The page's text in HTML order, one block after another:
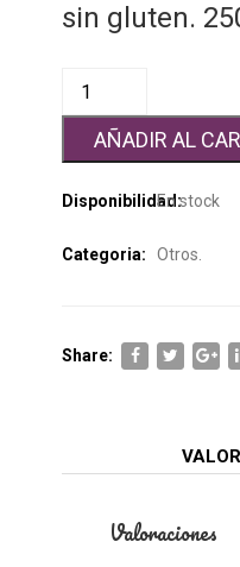
sin gluten.
AÑADIR AL
Disponibilidad:En stock
Categoria: Otros
Share:
Valoraciones